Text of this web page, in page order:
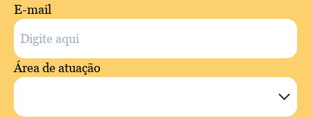
E-mail
Área de atuação